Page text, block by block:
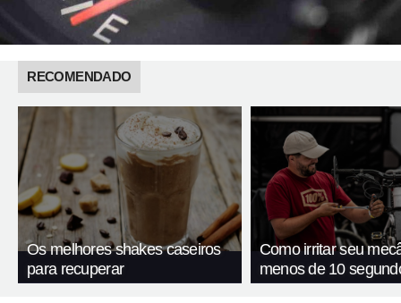
RECOMENDADO
Os melhores shakes caseiros
para recuperar
Como irritar seu
menos de 10